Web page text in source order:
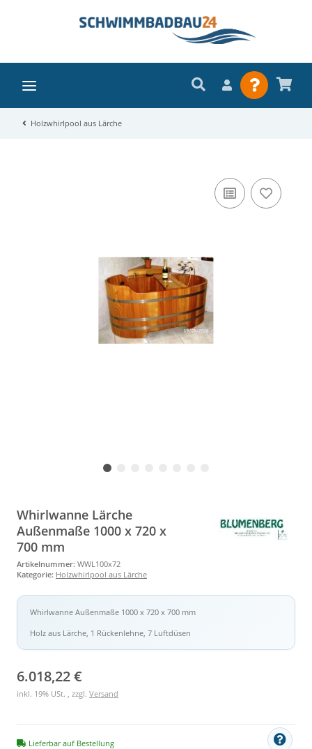
Holzwhirlpool aus Lärche
Whirlwanne Lärche
Außenmaße 1000 x 720 x
700 mm
Artikelnummer: WWL100x72
Kategorie: Holzwhirlpool aus Lärche
Whirlwanne Außenmaße 1000 x 720 x 700 mm
Holz aus Lärche, 1 Rückenlehne, 7 Luftdüsen
6.018,22 €
inkl. 19% USt. , zzgl. Versand
Lieferbar auf Bestellung